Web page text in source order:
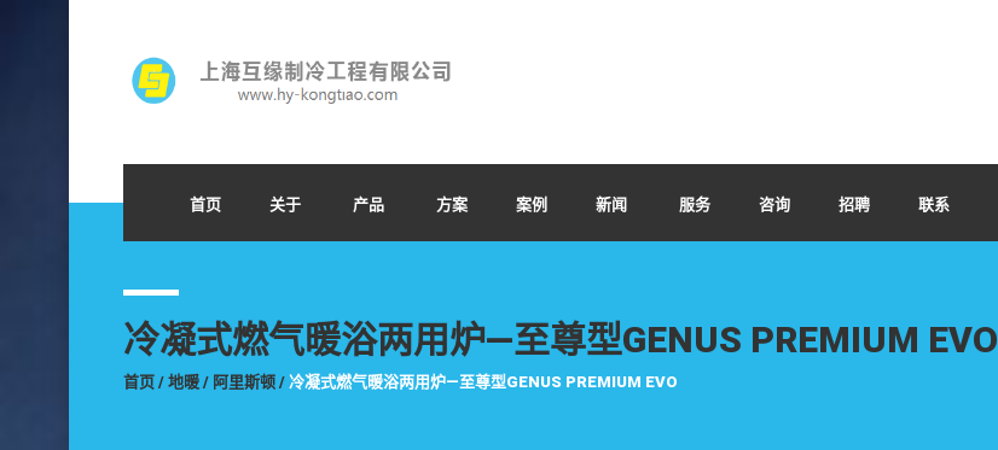
首页 关于 产品 方案 案例 新闻 服务 咨询 招聘 联系
冷凝式燃气暖浴两用炉—至尊型GENUS PREMIUM EVO
首页 / 地暖 / 阿里斯顿 / 冷凝式燃气暖浴两用炉—至尊型GENUS PREMIUM EVO